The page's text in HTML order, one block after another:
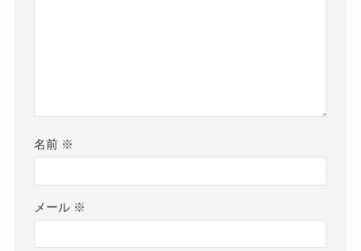
名前 ※
メール ※